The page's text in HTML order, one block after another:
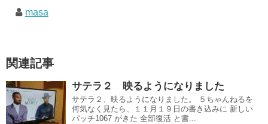
masa
関連記事
サテラ２ 映るようになりました
サテラ２、映るようになりました。 ５ちゃんねるを
何気なく見たら、１１月１９日の書き込みに 新しい
パッチ1067 がきた 全部復活 と書...